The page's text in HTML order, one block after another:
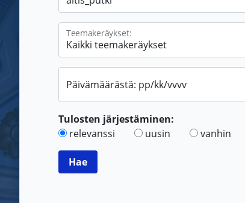
Teemakeräykset:
Päivämäärästä: pp/kk/vvvv
Tulosten järjestäminen:
relevanssi
uusin vanhin